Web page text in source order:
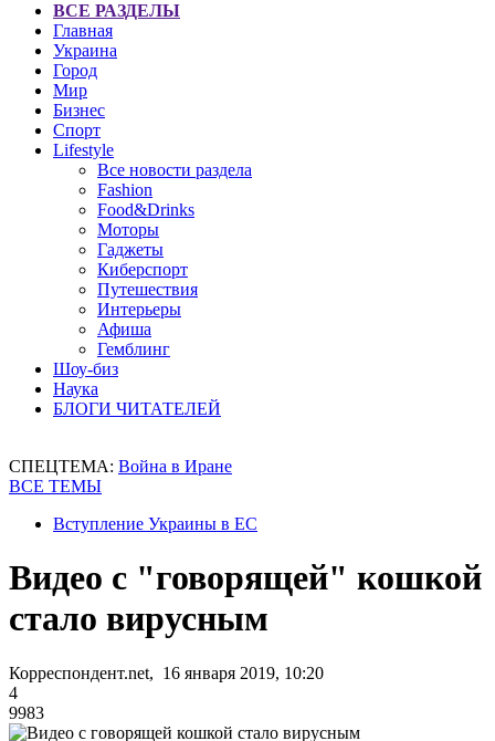
ВСЕ РАЗДЕЛЫ
Главная
Украина
Город
Мир
Бизнес
Спорт
Lifestyle
Все новости раздела
Fashion
Food&Drinks
Моторы
Гаджеты
Киберспорт
Путешествия
Интерьеры
Афиша
Гемблинг
Шоу-биз
Наука
БЛОГИ ЧИТАТЕЛЕЙ
СПЕЦТЕМА: Война в Иране
ВСЕ ТЕМЫ
Вступление Украины в ЕС
Видео с "говорящей" кошкой
стало вирусным
Корреспондент.net, 16 января 2019, 10:20
4
9983